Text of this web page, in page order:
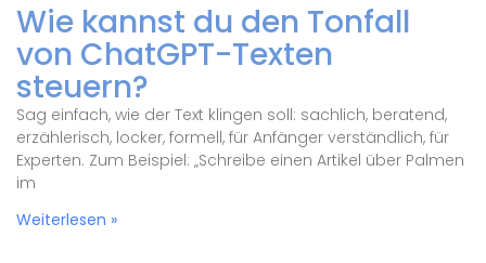
Wie kannst du den Tonfall
von ChatGPT-Texten
steuern?
Sag einfach, wie der Text klingen soll: sachlich, beratend,
erzählerisch, locker, formell, für Anfänger verständlich, für
Experten. Zum Beispiel: „Schreibe einen Artikel über Palmen
im
Weiterlesen »